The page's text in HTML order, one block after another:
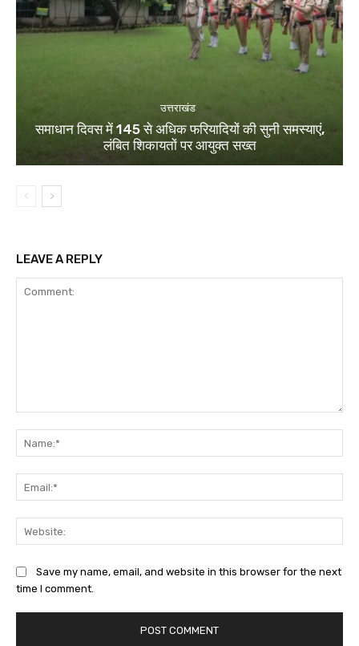
उत्तराखंड
समाधान दिवस में 145 से अधिक फरियादियों की सुनी समस्याएं,
लंबित शिकायतों पर आयुक्त सख्त
LEAVE A REPLY
Save my name, email, and website in this browser for the next
time I comment.